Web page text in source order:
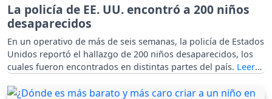
La policía de EE. UU. encontró a 200 niños
desaparecidos
En un operativo de más de seis semanas, la policía de Estados
Unidos reportó el hallazgo de 200 niños desaparecidos, los
cuales fueron encontrados en distintas partes del país.